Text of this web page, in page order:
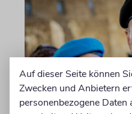
GAZA
Auf dieser Seite können
Zwecken und Anbietern
personenbezogene